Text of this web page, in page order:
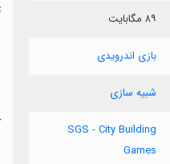
۸۹ مگابایت
بازی اندرویدی
شبیه سازی
SGS - City Building
Games